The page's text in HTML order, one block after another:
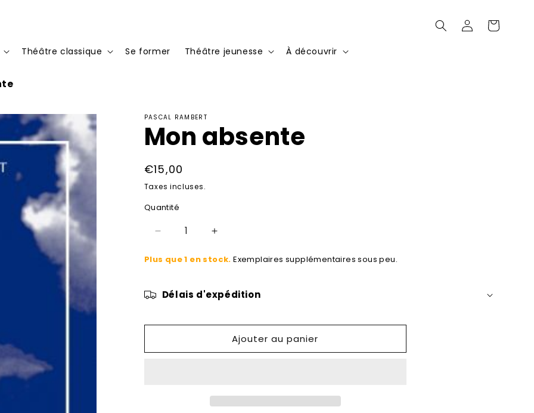
Théâtre classique Se former Théâtre jeunesse À découvrir
ConnexionPanier
PASCAL RAMBERT
Mon absente
Prix
habituel
€15,00
Taxes incluses.
Quantité
Réduire
quantité
absente
Augmenter
quantité
absente
Plus que 1 en stock. Exemplaires supplémentaires sous peu.
Délais d'expédition
Ajouter au panier